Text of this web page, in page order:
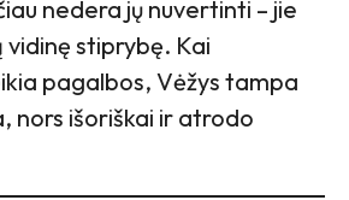
nedera jų nuvertinti – jie
stiprybę. Kai
pagalbos, Vėžys tampa
nors išoriškai ir atrodo